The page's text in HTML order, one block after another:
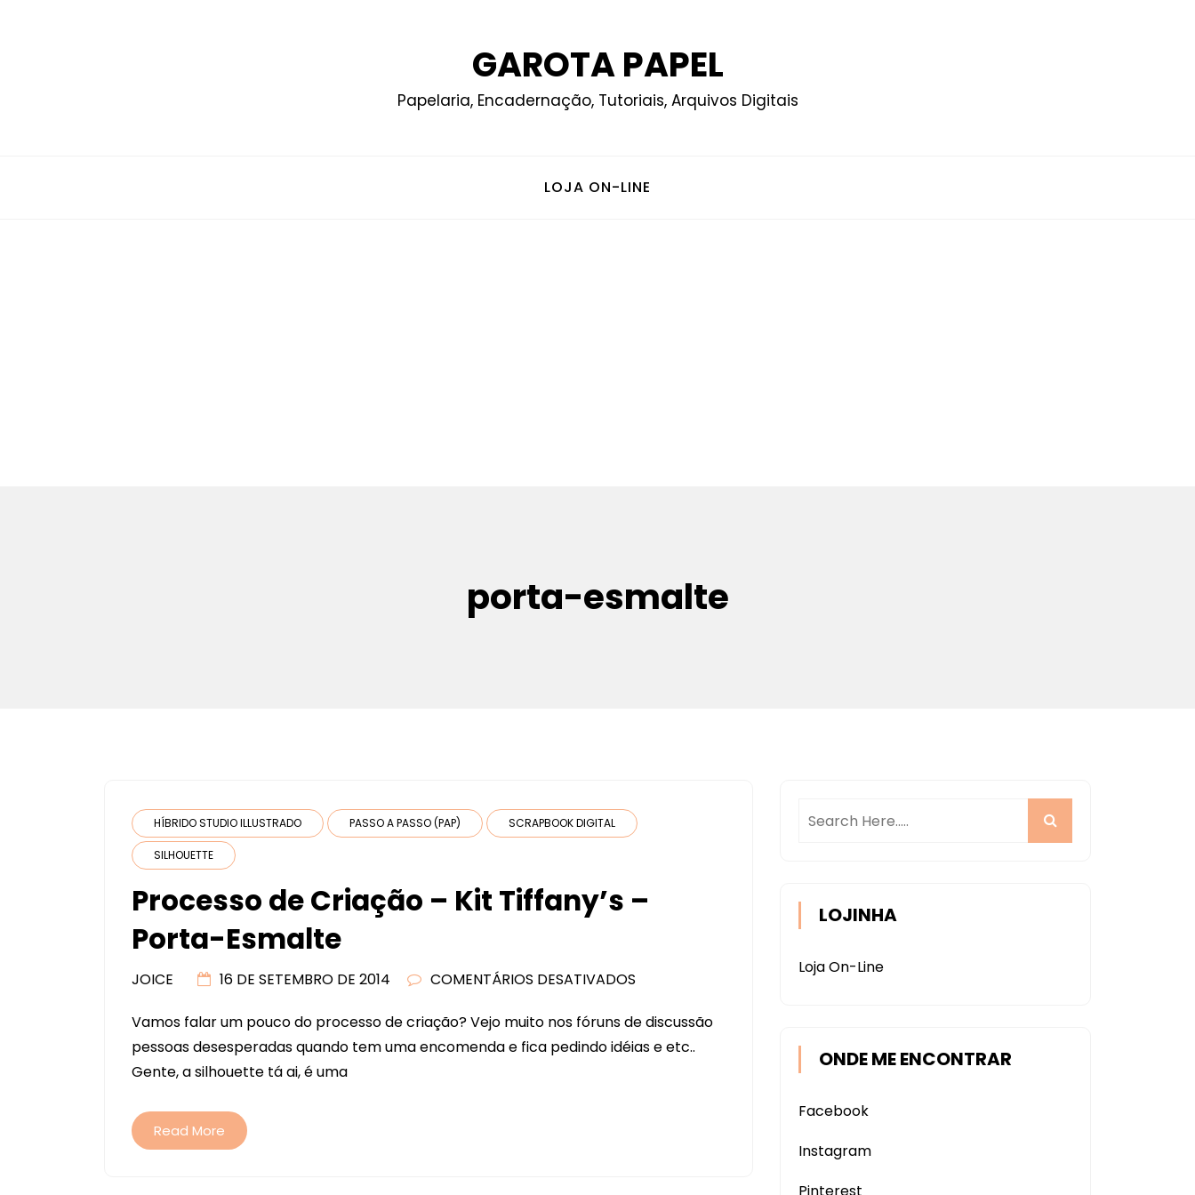
GAROTA PAPEL
Papelaria, Encadernação, Tutoriais, Arquivos Digitais
LOJA ON-LINE
porta-esmalte
HÍBRIDO STUDIO ILLUSTRADO PASSO A PASSO (PAP) SCRAPBOOK DIGITAL
SILHOUETTE
Processo de Criação – Kit Tiffany’s –
Porta-Esmalte
JOICE 16 DE SETEMBRO DE 2014 COMENTÁRIOS DESATIVADOS
DE
CRIAÇÃO
Vamos falar um pouco do processo de criação? Vejo muito nos fóruns de discussão
pessoas desesperadas quando tem uma encomenda e fica pedindo idéias e etc..
Gente, a silhouette tá ai, é uma
Read More
LOJINHA
Loja On-Line
ONDE ME ENCONTRAR
Facebook
Instagram